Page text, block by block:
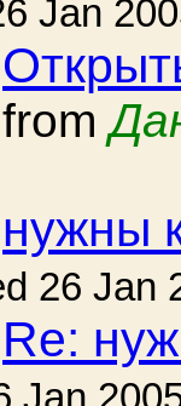
Jan
from
нужны
26 Jan
Re: